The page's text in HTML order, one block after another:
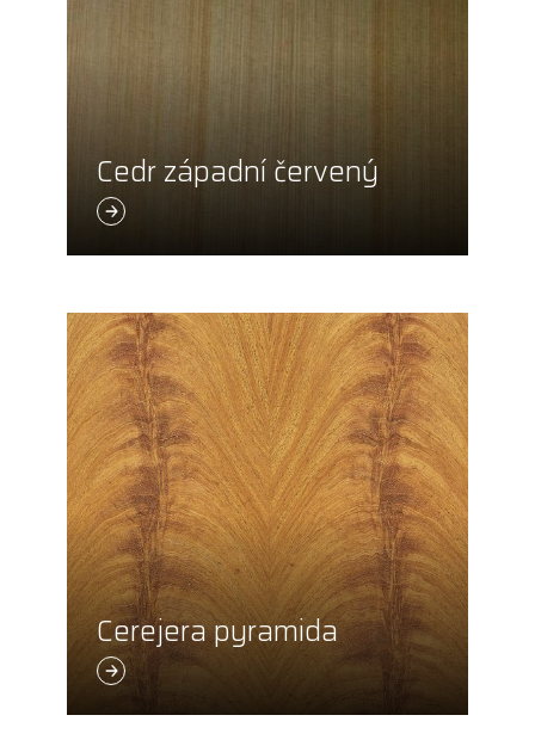
Cedr západní červený
Cerejera pyramida